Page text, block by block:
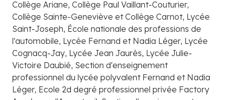
Collège Ariane, Collège Paul Vaillant-Couturier,
Collège Sainte-Geneviève et Collège Carnot, Lycée
Saint-Joseph, École nationale des professions de
l'automobile, Lycée Fernand et Nadia Léger, Lycée
Cognacq-Jay, Lycée Jean Jaurès, Lycée Julie-
Victoire Daubié, Section d'enseignement
professionnel du lycée polyvalent Fernand et Nadia
Léger, Ecole 2d degré professionnel privée Factory